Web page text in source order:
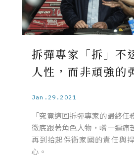
拆彈專家「拆」不
人性，而非頑強的
Jan.29.2021
「究竟這回拆彈專家的最終
徹底跟著角色人物，嚐一遍痛
再到拾起保衛家國的責任與
心。